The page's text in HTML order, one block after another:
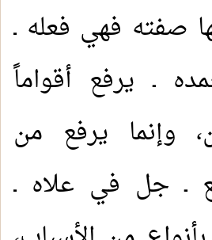
صفته فهي فعله ـ
ـ يرفع أقواماً
وإنما يرفع من
ـ جل في علاه ـ